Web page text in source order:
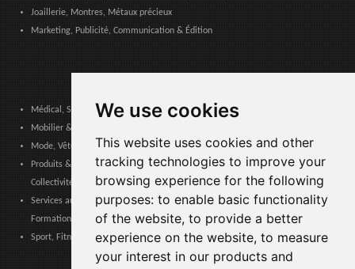
We use cookies
This website uses cookies and other
tracking technologies to improve your
browsing experience for the following
purposes: to enable basic functionality
of the website, to provide a better
experience on the website, to measure
your interest in our products and
Joaillerie, Montres, Métaux précieux
Marketing, Publicité, Communication & Édition
Médical, Sanitaire, Dentaire & Pharmaceutique
Mobilier & Décoration, Art & Artisanat, Textile, Éclairage
Mode, Vêtements, Accessoires de Mode, Chaussures & Maroquinerie
Produits & Services pour les Communautés, Administrations Publiques &
Collectivités Locales
Services aux entreprises, Logistique, Sécurité au travail, Certifications,
Formation
Sport, Fitness, Loisir – Produits, Matériaux & Équipements